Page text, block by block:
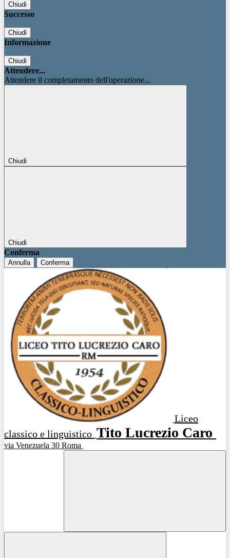
Chiudi
Successo
Chiudi
Informazione
Chiudi
Attendere...
Attendere il completamento dell'operazione...
Chiudi
Chiudi
Conferma
Annulla Conferma
Liceo
classico e linguistico Tito Lucrezio Caro
via Venezuela 30 Roma